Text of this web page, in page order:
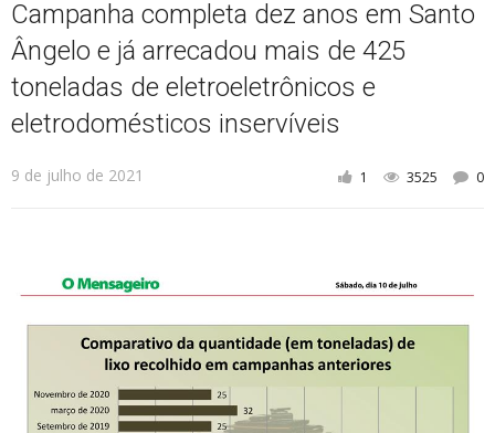
Turismo
Cidade
Campanha completa dez anos em Santo
Ângelo e já arrecadou mais de 425
toneladas de eletroeletrônicos e
eletrodomésticos inservíveis
9 de julho de 2021 1 3525 0